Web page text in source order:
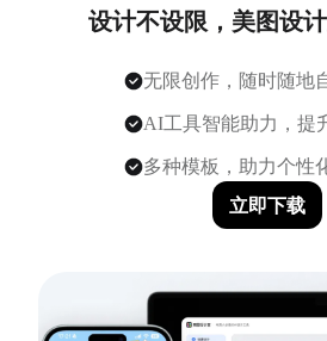
设计不设限，美图设
无限创作，随时随地
AI工具智能助力，提
多种模板，助力个性
立即下载